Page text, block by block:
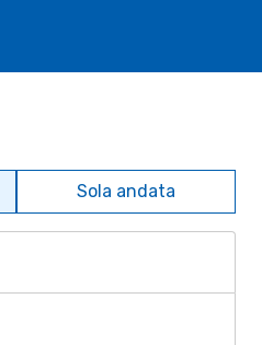
Sola andata